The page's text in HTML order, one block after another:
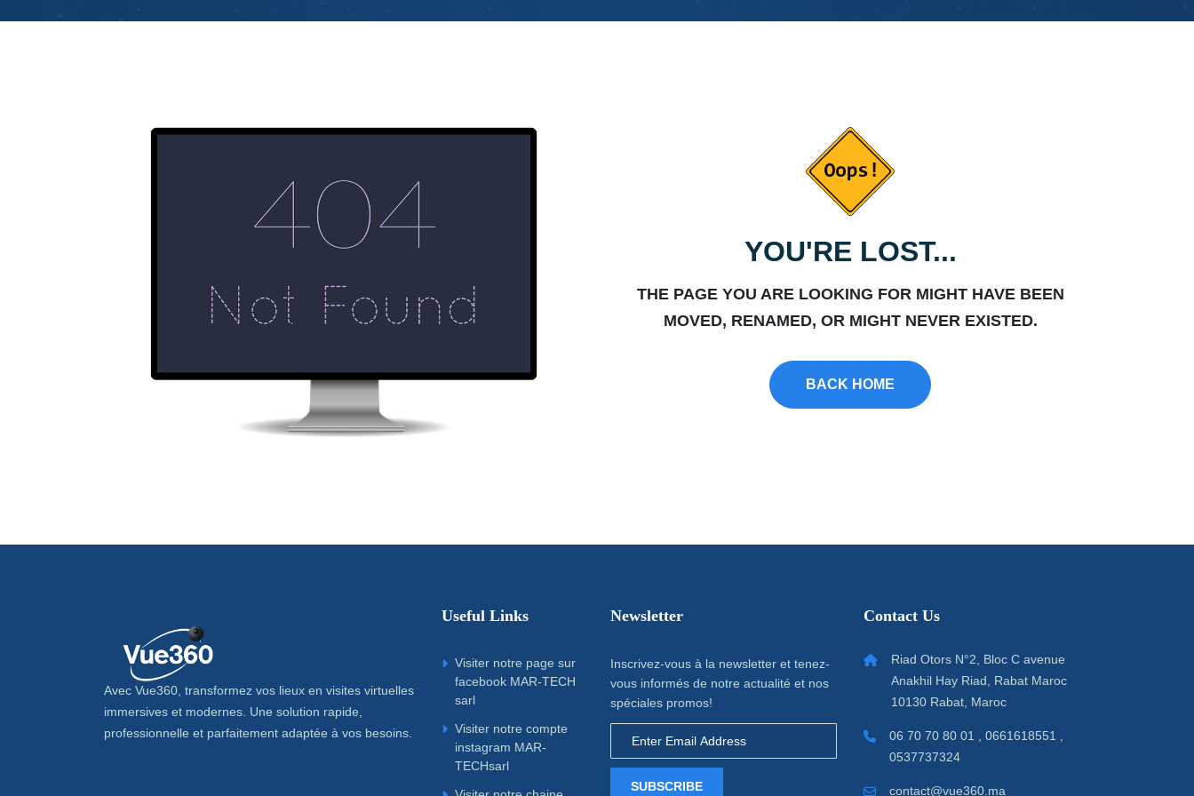
YOU'RE LOST...
THE PAGE YOU ARE LOOKING FOR MIGHT HAVE BEEN
MOVED, RENAMED, OR MIGHT NEVER EXISTED.
BACK HOME
Avec Vue360, transformez vos lieux en visites virtuelles
immersives et modernes. Une solution rapide,
professionnelle et parfaitement adaptée à vos besoins.
Useful Links
Visiter notre page sur
facebook MAR-TECH
sarl
Visiter notre compte
instagram MAR-
TECHsarl
Newsletter
Inscrivez-vous à la newsletter et tenez-
vous informés de notre actualité et nos
spéciales promos!
SUBSCRIBE
Contact Us
Riad Otors N°2, Bloc C avenue
Anakhil Hay Riad, Rabat Maroc
10130 Rabat, Maroc
06 70 70 80 01 , 0661618551 ,
0537737324
contact@vue360.ma